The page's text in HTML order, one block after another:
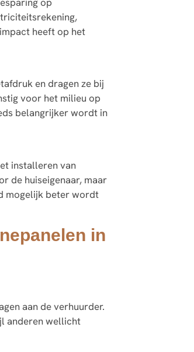
heeft op het
en dragen ze bij
voor het milieu op
belangrijker wordt in
installeren van
de huiseigenaar, maar
mogelijk beter wordt
in
aan de verhuurder.
anderen wellicht